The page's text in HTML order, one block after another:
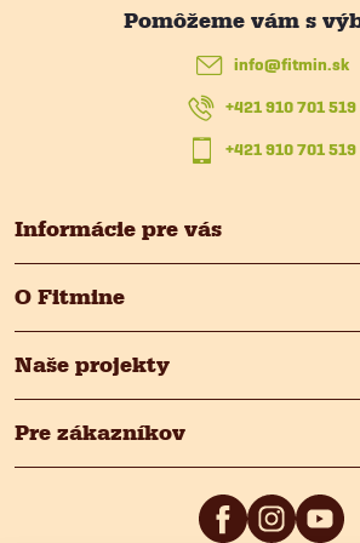
eInformácie pre vás
O Fitmine
Naše projekty
Pre zákazníkov
info@fitmin.sk
+421 910 701 519
+421 910 701 519